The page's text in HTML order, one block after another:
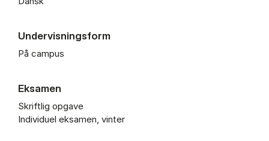
Undervisningsform
På campus
Eksamen
Skriftlig opgave
Individuel eksamen, vinter